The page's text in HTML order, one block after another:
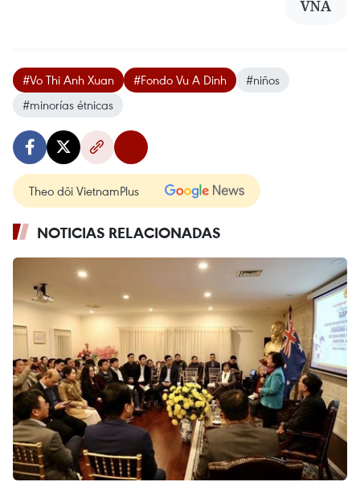
VNA
#Vo Thi Anh Xuan #Fondo Vu A Dinh
#niños
#minorías étnicas
Theo dõi VietnamPlus
NOTICIAS RELACIONADAS